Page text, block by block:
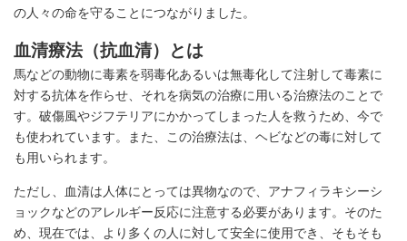
の人々の命を守ることにつながりました。
血清療法（抗血清）とは
馬などの動物に毒素を弱毒化あるいは無毒化して注射して毒素に
対する抗体を作らせ、それを病気の治療に用いる治療法のことで
す。破傷風やジフテリアにかかってしまった人を救うため、今で
も使われています。また、この治療法は、ヘビなどの毒に対して
も用いられます。
ただし、血清は人体にとっては異物なので、アナフィラキシーシ
ョックなどのアレルギー反応に注意する必要があります。そのた
め、現在では、より多くの人に対して安全に使用でき、そもそも